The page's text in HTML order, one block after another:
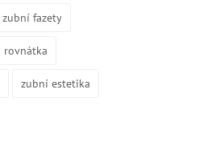
zubní fazety
rovnátka
zubní estetika